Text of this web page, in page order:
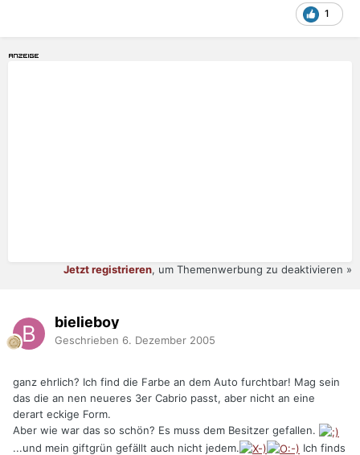
1
Jetzt registrieren, um Themenwerbung zu deaktivieren »
bielieboy
Geschrieben 6. Dezember 2005
ganz ehrlich? Ich find die Farbe an dem Auto furchtbar! Mag sein
das die an nen neueres 3er Cabrio passt, aber nicht an eine
derart eckige Form.
Aber wie war das so schön? Es muss dem Besitzer gefallen.
...und mein giftgrün gefällt auch nicht jedem.
Ich finds